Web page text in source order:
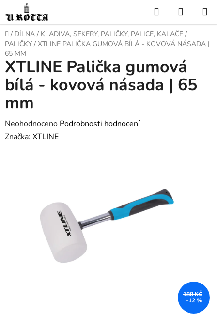
na
obsah
Hledat
KOŠÍK
DOMŮ
/ DÍLNA / KLADIVA, SEKERY, PALIČKY, PALICE, KALAČE /
PALIČKY / XTLINE PALIČKA GUMOVÁ BÍLÁ - KOVOVÁ NÁSADA |
65 MM
XTLINE Palička gumová
bílá - kovová násada | 65
mm
Průměrné
hodnocení
Neohodnoceno Podrobnosti hodnocení
Značka: XTLINE
188 KČ
–12 %